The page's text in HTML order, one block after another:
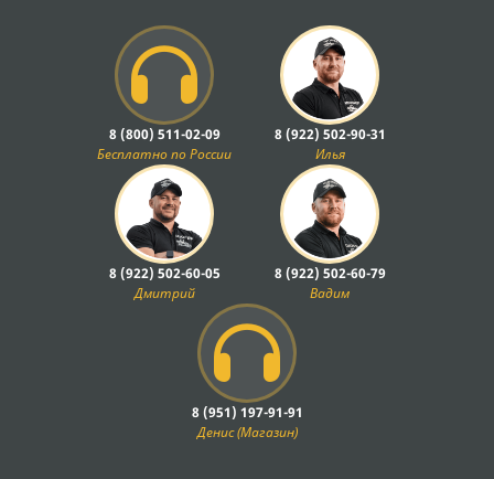
8 (800) 511-02-09
Бесплатно по России
8 (922) 502-90-31
Илья
8 (922) 502-60-05
Дмитрий
8 (922) 502-60-79
Вадим
8 (951) 197-91-91
Денис (Магазин)